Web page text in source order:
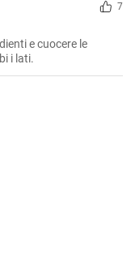
7
e cuocere le
i lati.